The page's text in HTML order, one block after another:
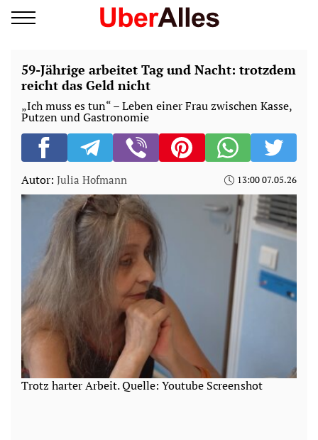
59-Jährige arbeitet Tag und Nacht: trotzdem
reicht das Geld nicht
„Ich muss es tun“ – Leben einer Frau zwischen Kasse,
Putzen und Gastronomie
Autor: Julia Hofmann 13:00 07.05.26
Trotz harter Arbeit. Quelle: Youtube Screenshot